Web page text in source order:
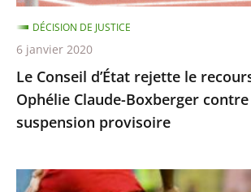
Claude-
Boxberger
contre
sa
suspension
provisoire
Le Conseil d’État rejette le
Ophélie Claude-Boxberger contre
suspension provisoire
DÉCISION DE JUSTICE
6 janvier 2020
BFM